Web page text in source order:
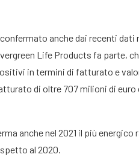
anche dai recenti dati
Life Products fa parte,
in termini di fatturato e
di oltre 707 milioni di
anche nel 2021 il più energico
al 2020.